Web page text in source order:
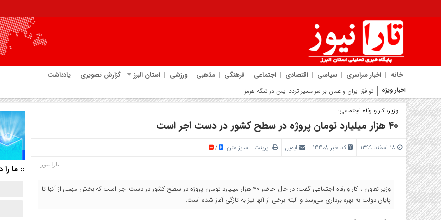
خانه اخبار سراسری سیاسی اقتصادی اجتماعی فرهنگی مذهبی ورزشی استان البرز گزارش تصویری یادداشت
اخبار ویژه روایت شهردا
وزیر، کار و رفاه اجتماعی:
۴۰ هزار میلیارد تومان پروژه در سطح کشور در دست اجر است
کد خبر 13308 ایمیل پرینت سایز متن /
تارا نیوز
وزیر تعاون ، کار و رفاه اجتماعی گفت: در حال حاضر ۴۰ هزار میلیارد تومان پروژه در سطح کشور در دست اجر است که بخش مهمی از آنها تا
پایان دولت به بهره برداری می‌رسد و البته برخی از آنها نیز به تازگی آغاز شده است.
:: ما را